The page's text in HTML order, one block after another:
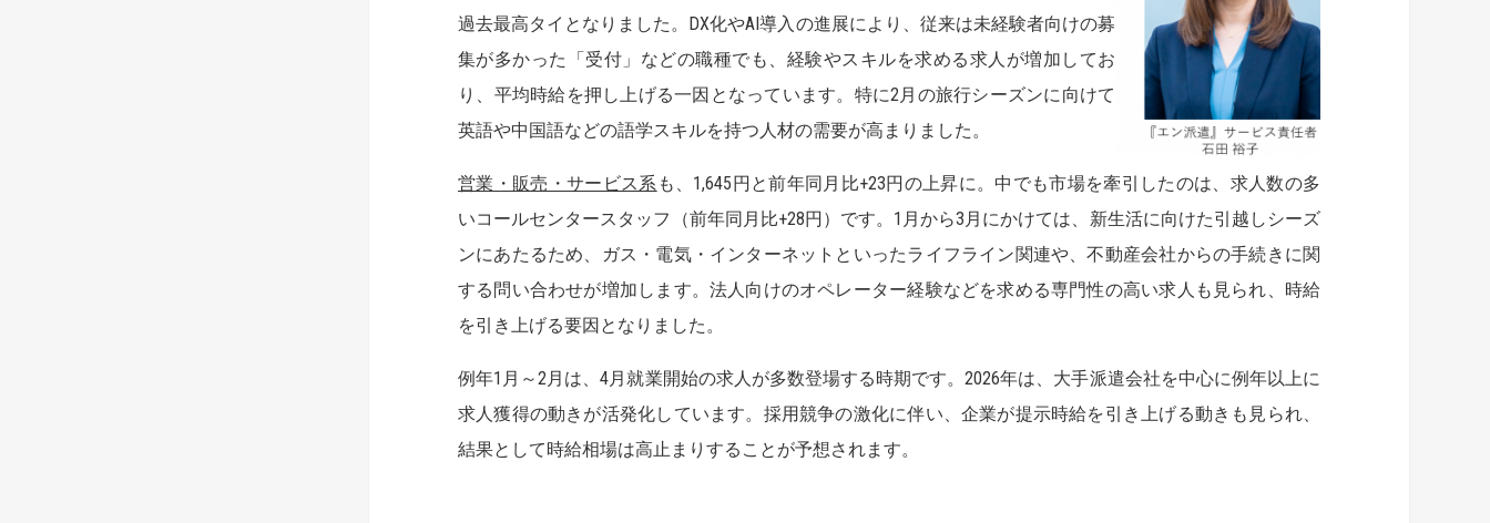
過去最高タイとなりました。DX化やAI導入の進展により、従来は未経験者向けの募
集が多かった「受付」などの職種でも、経験やスキルを求める求人が増加してお
り、平均時給を押し上げる一因となっています。特に2月の旅行シーズンに向けて
英語や中国語などの語学スキルを持つ人材の需要が高まりました。
営業・販売・サービス系 も、1,645円と前年同月比+23円の上昇に。中でも市場を牽引したのは、求人数の多
いコールセンタースタッフ（前年同月比+28円）です。1月から3月にかけては、新生活に向けた引越しシーズ
ンにあたるため、ガス・電気・インターネットといったライフライン関連や、不動産会社からの手続きに関
する問い合わせが増加します。法人向けのオペレーター経験などを求める専門性の高い求人も見られ、時給
を引き上げる要因となりました。
例年1月～2月は、4月就業開始の求人が多数登場する時期です。2026年は、大手派遣会社を中心に例年以上に
求人獲得の動きが活発化しています。採用競争の激化に伴い、企業が提示時給を引き上げる動きも見られ、
結果として時給相場は高止まりすることが予想されます。